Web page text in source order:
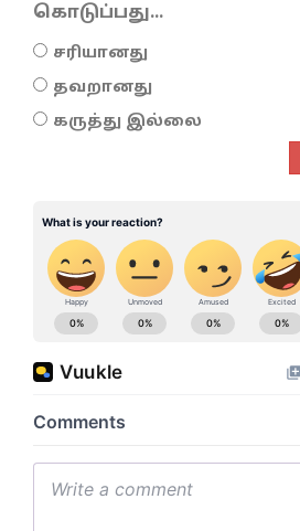
கொடுப்பது...
சரியானது
தவறானது
கருத்து இல்லை